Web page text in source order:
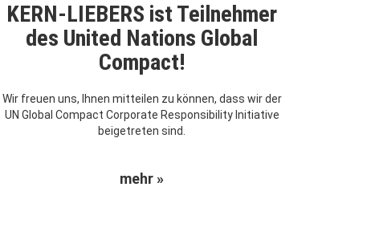
KERN-LIEBERS ist Teilnehmer
des United Nations Global
Compact!
Wir freuen uns, Ihnen mitteilen zu können, dass wir der
UN Global Compact Corporate Responsibility Initiative
beigetreten sind.
mehr »